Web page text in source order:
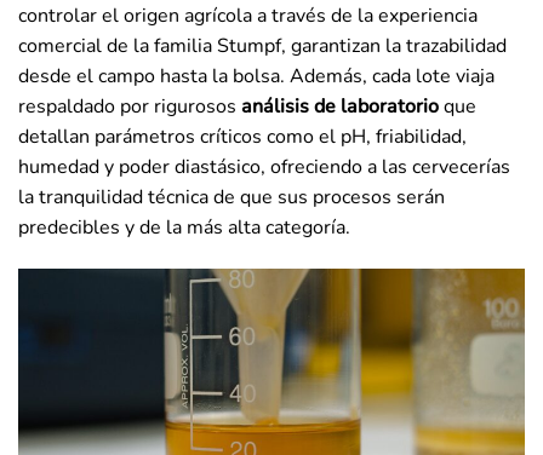
controlar el origen agrícola a través de la experiencia
comercial de la familia Stumpf, garantizan la trazabilidad
desde el campo hasta la bolsa. Además, cada lote viaja
respaldado por rigurosos análisis de laboratorioque
detallan parámetros críticos como el pH, friabilidad,
humedad y poder diastásico, ofreciendo a las cervecerías
la tranquilidad técnica de que sus procesos serán
predecibles y de la más alta categoría.